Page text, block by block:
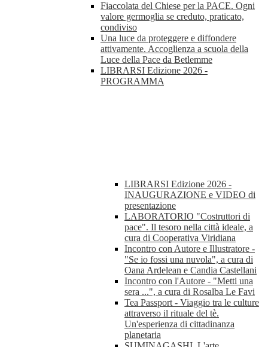
Fiaccolata del Chiese per la PACE. Ogni
valore germoglia se creduto, praticato,
condiviso
Una luce da proteggere e diffondere
attivamente. Accoglienza a scuola della
Luce della Pace da Betlemme
LIBRARSI Edizione 2026 -
PROGRAMMA
LIBRARSI Edizione 2026 -
INAUGURAZIONE e VIDEO di
presentazione
LABORATORIO "Costruttori di
pace". Il tesoro nella città ideale, a
cura di Cooperativa Viridiana
Incontro con Autore e Illustratore -
"Se io fossi una nuvola", a cura di
Oana Ardelean e Candia Castellani
Incontro con l'Autore - "Metti una
sera ...", a cura di Rosalba Le Favi
Tea Passport - Viaggio tra le culture
attraverso il rituale del tè.
Un'esperienza di cittadinanza
planetaria